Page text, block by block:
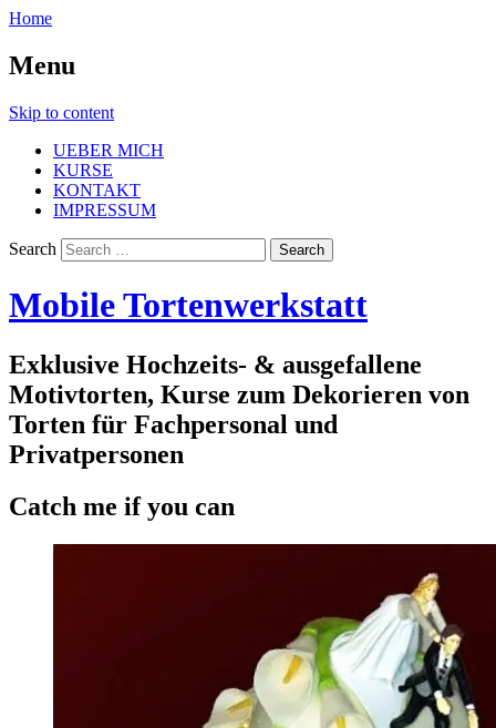
Home
Menu
Skip to content
UEBER MICH
KURSE
KONTAKT
IMPRESSUM
Search
Mobile Tortenwerkstatt
Exklusive Hochzeits- & ausgefallene
Motivtorten, Kurse zum Dekorieren von
Torten für Fachpersonal und
Privatpersonen
Catch me if you can